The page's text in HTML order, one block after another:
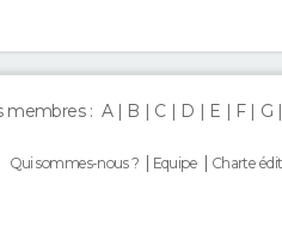
membres : A B C D E F G
Qui sommes-nous ? Equipe Charte